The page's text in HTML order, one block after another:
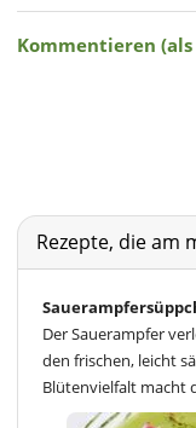
Rezepte, die am
Der Sauerampfer
den frischen, leicht
Blütenvielfalt macht